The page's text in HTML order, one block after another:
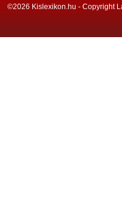
©2026 Kislexikon.hu - Copyright